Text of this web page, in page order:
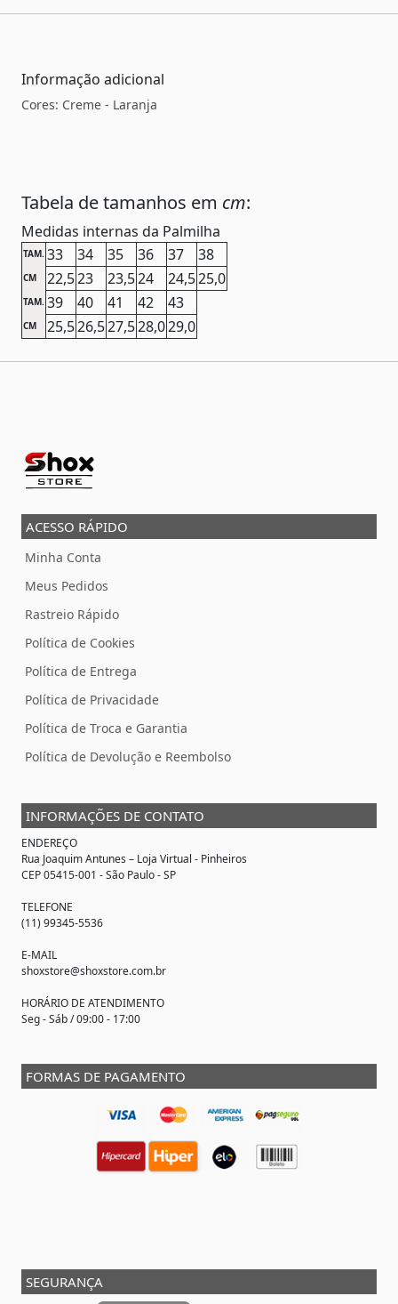
Informação adicional
Cores: Creme - Laranja
Tabela de tamanhos em cm:
Medidas internas da Palmilha
TAM. 33 34 35 36 37 38
CM 22,523 23,524 24,525,0
TAM. 39 40 41 42 43
CM 25,526,527,528,029,0
ACESSO RÁPIDO
Minha Conta
Meus Pedidos
Rastreio Rápido
Política de Cookies
Política de Entrega
Política de Privacidade
Política de Troca e Garantia
Política de Devolução e Reembolso
INFORMAÇÕES DE CONTATO
ENDEREÇO
Rua Joaquim Antunes – Loja Virtual - Pinheiros
CEP 05415-001 - São Paulo - SP
TELEFONE
(11) 99345-5536
E-MAIL
shoxstore@shoxstore.com.br
HORÁRIO DE ATENDIMENTO
Seg - Sáb / 09:00 - 17:00
FORMAS DE PAGAMENTO
SEGURANÇA